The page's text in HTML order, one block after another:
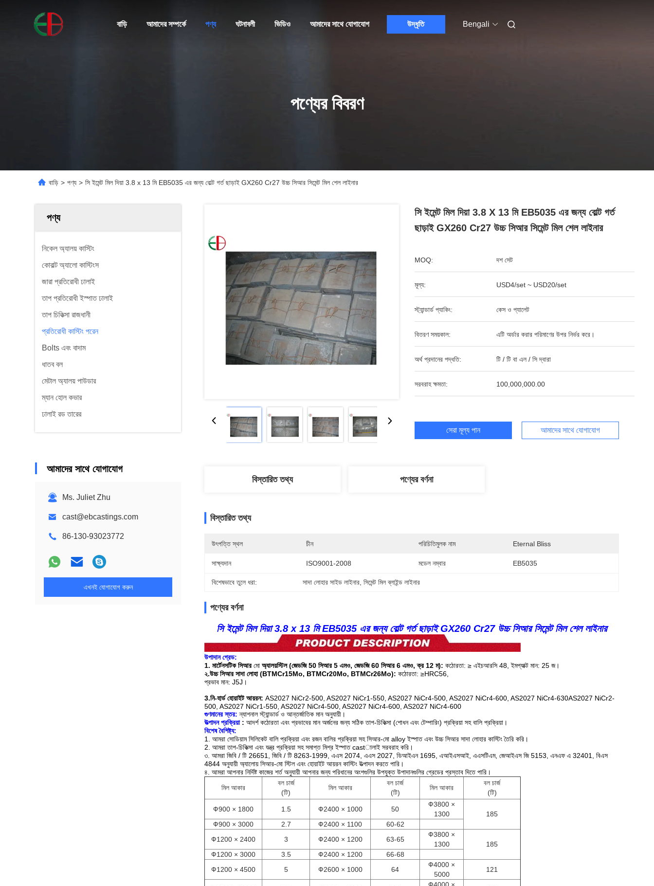
বাড়ি আমাদের সম্পর্কে পণ্য ঘটনাবলী ভিডিও আমাদের সাথে যোগাযোগ উদ্ধৃতি Bengali
পণ্যের বিবরণ
বাড়ি > পণ্য > সি ইমেন্ট মিল দিয়া 3.8 x 13 মি EB5035 এর জন্য বোল্ট গর্ত ছাড়াই GX260 Cr27 উচ্চ সিআর সিমেন্ট মিল শেল লাইনার
পণ্য
নিকেল অ্যালয় কাস্টিং
কোবাল্ট অ্যালো কাস্টিংস
জারা প্রতিরোধী ঢালাই
তাপ প্রতিরোধী ইস্পাত ঢালাই
তাপ চিকিত্সা রাজধানী
প্রতিরোধী কাস্টিং পরেন
Bolts এবং বাদাম
ধাতব বল
মেটাল অ্যালয় পাউডার
ম্যান হোল কভার
ঢালাই রড তারের
আমাদের সাথে যোগাযোগ
Ms. Juliet Zhu
cast@ebcastings.com
86-130-93023772
এখনই যোগাযোগ করুন
সি ইমেন্ট মিল দিয়া 3.8 X 13 মি EB5035 এর জন্য বোল্ট গর্ত
ছাড়াই GX260 Cr27 উচ্চ সিআর সিমেন্ট মিল শেল লাইনার
MOQ: দশ সেট
মূল্য: USD4/set ~ USD20/set
স্ট্যান্ডার্ড প্যাকিং: কেস ও প্যালেট
বিতরণ সময়কাল: এটি অর্ডার করার পরিমাণের উপর নির্ভর করে।
অর্থ প্রদানের পদ্ধতি: টি / টি বা এল / সি দ্বারা
সরবরাহ ক্ষমতা: 100,000,000.00
সেরা মূল্য পান আমাদের সাথে যোগাযোগ
বিস্তারিত তথ্য পণ্যের বর্ণনা
বিস্তারিত তথ্য
উৎপত্তি স্থল চীন পরিচিতিমুলক নাম Eternal Bliss
সাক্ষ্যদান ISO9001-2008 মডেল নম্বার EB5035
বিশেষভাবে তুলে ধরা: সাদা লোহার সাইড লাইনার , সিমেন্ট মিল ব্লাইন্ড লাইনার
পণ্যের বর্ণনা
সি ইমেন্ট মিল দিয়া 3.8 x 13 মি EB5035 এর জন্য বোল্ট গর্ত ছাড়াই GX260 Cr27 উচ্চ সিআর সিমেন্ট মিল শেল লাইনার
উপাদান গ্রেড:
1. মার্টেনসটিক সিআরমো অ্যালয়স্টিল (জেডজি 50 সিআর 5 এমও, জেডজি 60 সিআর 6 এমও, ক্র 12 ম): কঠোরতা: ≥ এইচআরসি 48, ইমপ্যাক্ট মান: 25 জ।
২.উচ্চ সিআর সাদা লোহা (BTMCr15Mo, BTMCr20Mo, BTMCr26Mo): কঠোরতা: ≥HRC56,
প্রভাব মান: J5J।
3.নি-হার্ড হোয়াইট আয়রন: AS2027 NiCr2-500, AS2027 NiCr1-550, AS2027 NiCr4-500, AS2027 NiCr4-600, AS2027 NiCr4-630AS2027 NiCr2-
500, AS2027 NiCr1-550, AS2027 NiCr4-500, AS2027 NiCr4-600, AS2027 NiCr4-600
গুণমানের স্তর: ন্যাশনাল স্ট্যান্ডার্ড ও আন্তর্জাতিক মান অনুযায়ী।
উত্পাদন প্রক্রিয়া: আদর্শ কঠোরতা এবং প্রভাবের মান অর্জনের জন্য সঠিক তাপ-চিকিত্সা (শোধন এবং টেম্পারিং) প্রক্রিয়া সহ বালি প্রক্রিয়া।
বিশেষ বৈশিষ্ট্য:
1. আমরা সোডিয়াম সিলিকেট বালি প্রক্রিয়া এবং রজন বালির প্রক্রিয়া সহ সিআর-মো alloy ইস্পাত এবং উচ্চ সিআর সাদা লোহার কাস্টিং তৈরি করি।
2. আমরা তাপ-চিকিত্সা এবং যন্ত্র প্রক্রিয়া সহ সমাপ্ত মিশ্র ইস্পাত castালাই সরবরাহ করি।
৩. আমরা জিবি / টি 26651, জিবি / টি 8263-1999, এএস 2074, এএস 2027, ডিআইএন 1695, এআইএসআই, এএসটিএম, জেআইএস জি 5153, এনএফ এ 32401, বিএস
4844 অনুযায়ী অ্যালোয় সিআর-মো স্টিল এবং হোয়াইট আয়রন কাস্টিং উত্পাদন করতে পারি।
৪. আমরা আপনার নির্দিষ্ট কাজের শর্ত অনুযায়ী আপনার জন্য পরিধানের অংশগুলির উপযুক্ত উপাদানগুলির গ্রেডের প্রস্তাব দিতে পারি।
মিল আকার
বল চার্জ
(টি)
মিল আকার
বল চার্জ
(টি)
মিল আকার
বল চার্জ
(টি)
Ф900 × 1800 1.5 Ф2400 × 1000 50
Ф3800 ×
1300
185
Ф900 × 3000
2.7 Ф2400 × 1100
60-62
Ф1200 × 2400
3 Ф2400 × 1200 63-65
Ф3800 ×
1300
185
Ф1200 × 3000
3.5 Ф2400 × 1200
66-68
Ф1200 × 4500
5 Ф2600 × 1000 64
Ф4000 ×
5000
121